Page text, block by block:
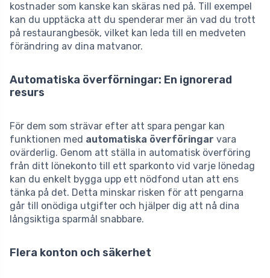
kostnader som kanske kan skäras ned på. Till exempel
kan du upptäcka att du spenderar mer än vad du trott
på restaurangbesök, vilket kan leda till en medveten
förändring av dina matvanor.
Automatiska överförningar: En ignorerad
resurs
För dem som strävar efter att spara pengar kan
funktionen med automatiska överföringar vara
ovärderlig. Genom att ställa in automatisk överföring
från ditt lönekonto till ett sparkonto vid varje lönedag
kan du enkelt bygga upp ett nödfond utan att ens
tänka på det. Detta minskar risken för att pengarna
går till onödiga utgifter och hjälper dig att nå dina
långsiktiga sparmål snabbare.
Flera konton och säkerhet